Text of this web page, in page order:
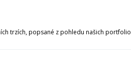
trzích, popsané z pohledu našich portfolio